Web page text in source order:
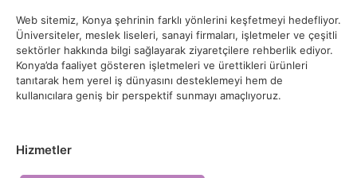
Web sitemiz, Konya şehrinin farklı yönlerini keşfetmeyi hedefliyor.
Üniversiteler, meslek liseleri, sanayi firmaları, işletmeler ve çeşitli
sektörler hakkında bilgi sağlayarak ziyaretçilere rehberlik ediyor.
Konya’da faaliyet gösteren işletmeleri ve ürettikleri ürünleri
tanıtarak hem yerel iş dünyasını desteklemeyi hem de
kullanıcılara geniş bir perspektif sunmayı amaçlıyoruz.
Hizmetler